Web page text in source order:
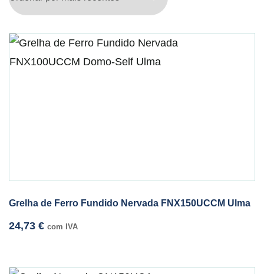
Grelha de Ferro Fundido Nervada FNX150UCCM Ulma
24,73 € com IVA